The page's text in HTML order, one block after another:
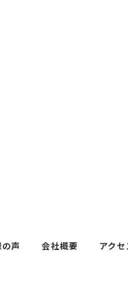
声 会社概要 アクセ